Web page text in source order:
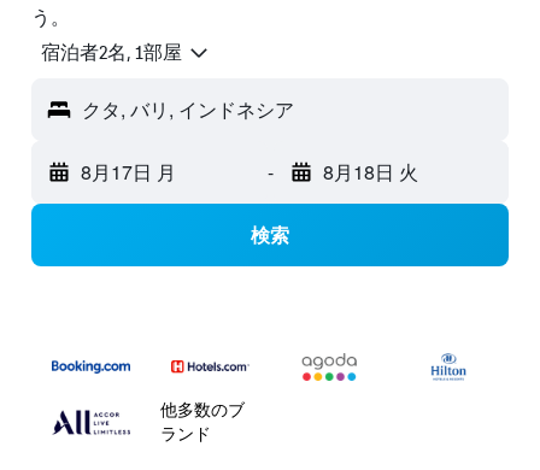
う。
宿泊者2名, 1​部屋
クタ, バリ, インドネシア
8月17日 月 - 8月18日 火
検索
他多数のブ
ランド